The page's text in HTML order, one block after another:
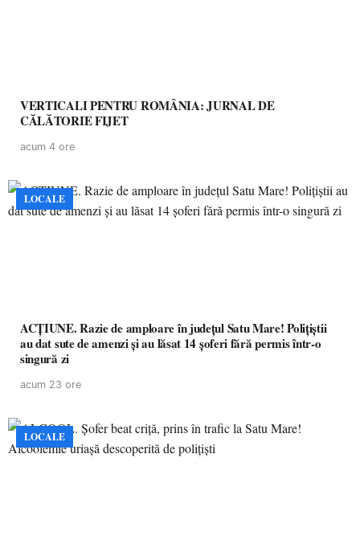
VERTICALI PENTRU ROMÂNIA: JURNAL DE
CĂLĂTORIE FIJET
acum 4 ore
LOCALE
ACȚIUNE. Razie de amploare în județul Satu Mare! Polițiștii
au dat sute de amenzi și au lăsat 14 șoferi fără permis într-o
singură zi
acum 23 ore
LOCALE